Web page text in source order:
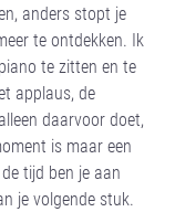
anders stopt je
te ontdekken. Ik
te zitten en te
applaus, de
daarvoor doet,
is maar een
tijd ben je aan
je volgende stuk.